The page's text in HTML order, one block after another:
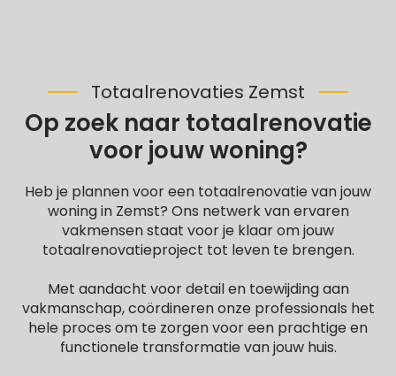
Totaalrenovaties Zemst
Op zoek naar totaalrenovatie
voor jouw woning?
Heb je plannen voor een totaalrenovatie van jouw
woning in Zemst? Ons netwerk van ervaren
vakmensen staat voor je klaar om jouw
totaalrenovatieproject tot leven te brengen.
Met aandacht voor detail en toewijding aan
vakmanschap, coördineren onze professionals het
hele proces om te zorgen voor een prachtige en
functionele transformatie van jouw huis.